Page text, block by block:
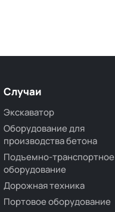
Случаи
Экскаватор
Оборудование для
производства бетона
Подъемно-транспортное
оборудование
Дорожная техника
Портовое оборудование